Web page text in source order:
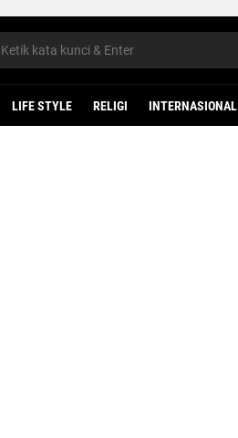
LIFE STYLE RELIGI INTERNASIONAL